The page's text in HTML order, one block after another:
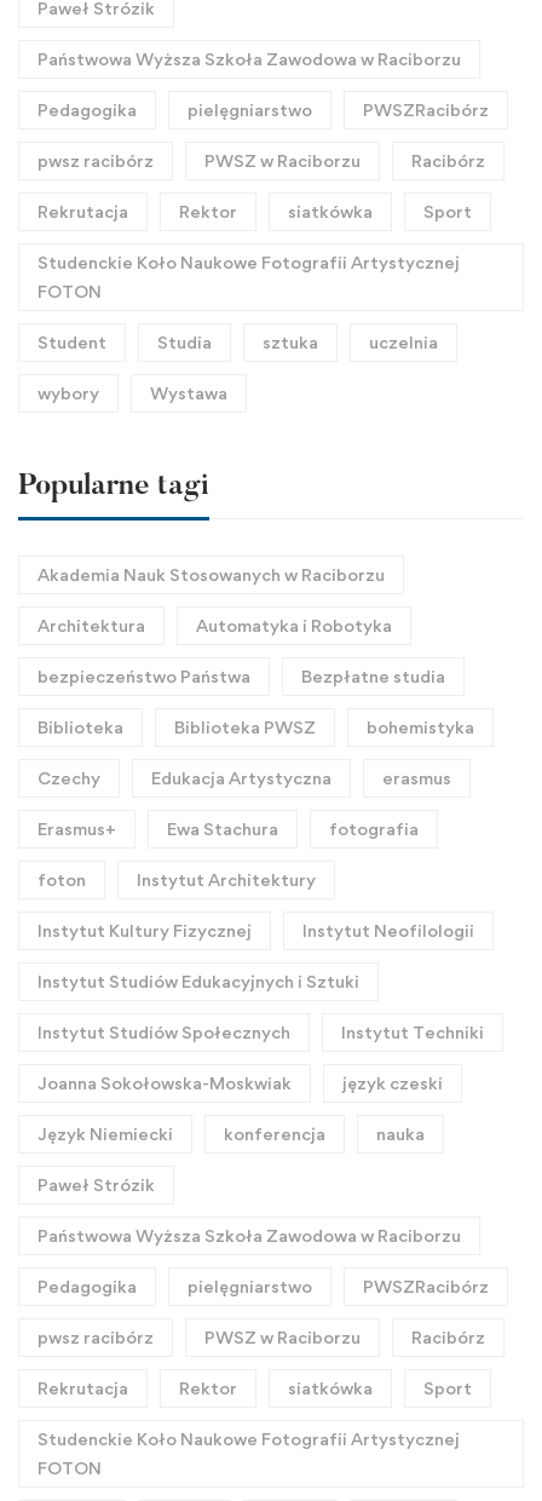
Paweł Strózik
Państwowa Wyższa Szkoła Zawodowa w Raciborzu
Pedagogika pielęgniarstwo PWSZRacibórz
pwsz racibórz PWSZ w Raciborzu Racibórz
Rekrutacja Rektor siatkówka Sport
Studenckie Koło Naukowe Fotografii Artystycznej
FOTON
Student Studia sztuka uczelnia
wybory Wystawa
Popularne tagi
Akademia Nauk Stosowanych w Raciborzu
Architektura Automatyka i Robotyka
bezpieczeństwo Państwa Bezpłatne studia
Biblioteka Biblioteka PWSZ bohemistyka
Czechy Edukacja Artystyczna erasmus
Erasmus+ Ewa Stachura fotografia
foton Instytut Architektury
Instytut Kultury Fizycznej Instytut Neofilologii
Instytut Studiów Edukacyjnych i Sztuki
Instytut Studiów Społecznych Instytut Techniki
Joanna Sokołowska-Moskwiak język czeski
Język Niemiecki konferencja nauka
Paweł Strózik
Państwowa Wyższa Szkoła Zawodowa w Raciborzu
Pedagogika pielęgniarstwo PWSZRacibórz
pwsz racibórz PWSZ w Raciborzu Racibórz
Rekrutacja Rektor siatkówka Sport
Studenckie Koło Naukowe Fotografii Artystycznej
FOTON